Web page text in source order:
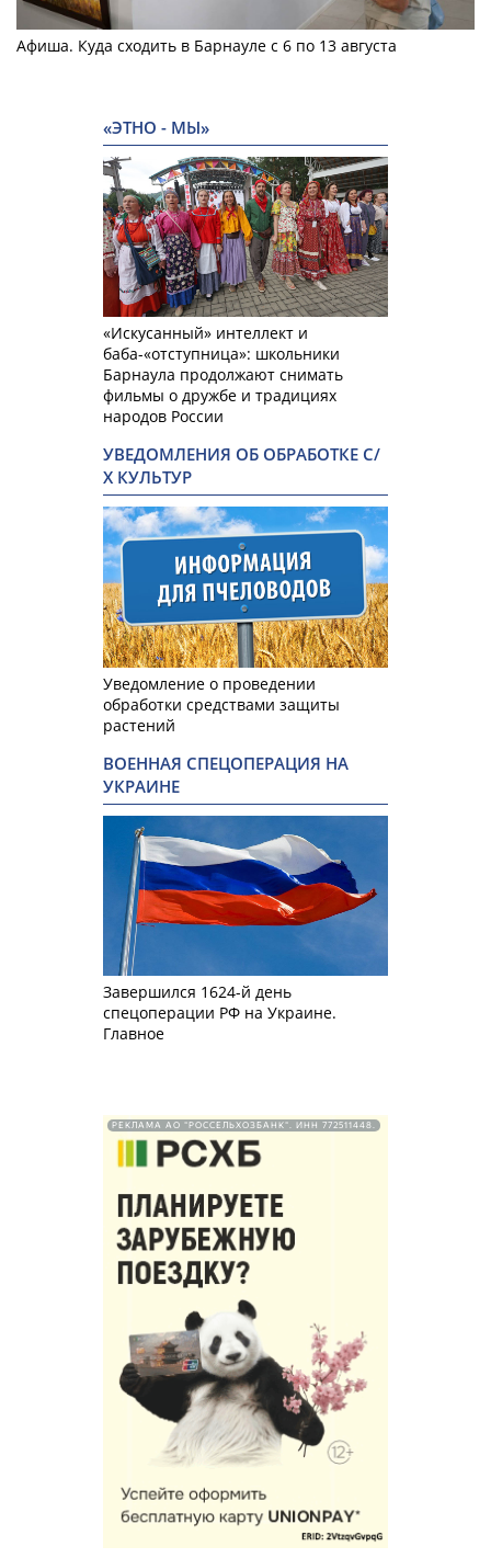
Афиша. Куда сходить в Барнауле с 6 по 13 августа
«ЭТНО - МЫ»
«Искусанный» интеллект и
баба-«отступница»: школьники
Барнаула продолжают снимать
фильмы о дружбе и традициях
народов России
УВЕДОМЛЕНИЯ ОБ ОБРАБОТКЕ С/
Х КУЛЬТУР
Уведомление о проведении
обработки средствами защиты
растений
ВОЕННАЯ СПЕЦОПЕРАЦИЯ НА
УКРАИНЕ
Завершился 1624-й день
спецоперации РФ на Украине.
Главное
РЕКЛАМА АО "РОССЕЛЬХОЗБАНК". ИНН 772511448.